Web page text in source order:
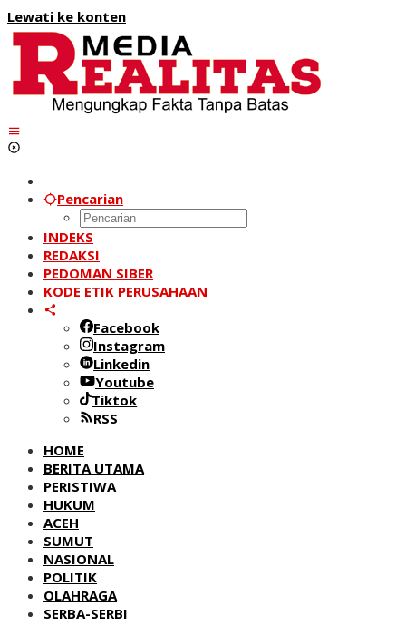
Lewati ke konten
Pencarian
INDEKS
REDAKSI
PEDOMAN SIBER
KODE ETIK PERUSAHAAN
Facebook
Instagram
Linkedin
Youtube
Tiktok
RSS
HOME
BERITA UTAMA
PERISTIWA
HUKUM
ACEH
SUMUT
NASIONAL
POLITIK
OLAHRAGA
SERBA-SERBI